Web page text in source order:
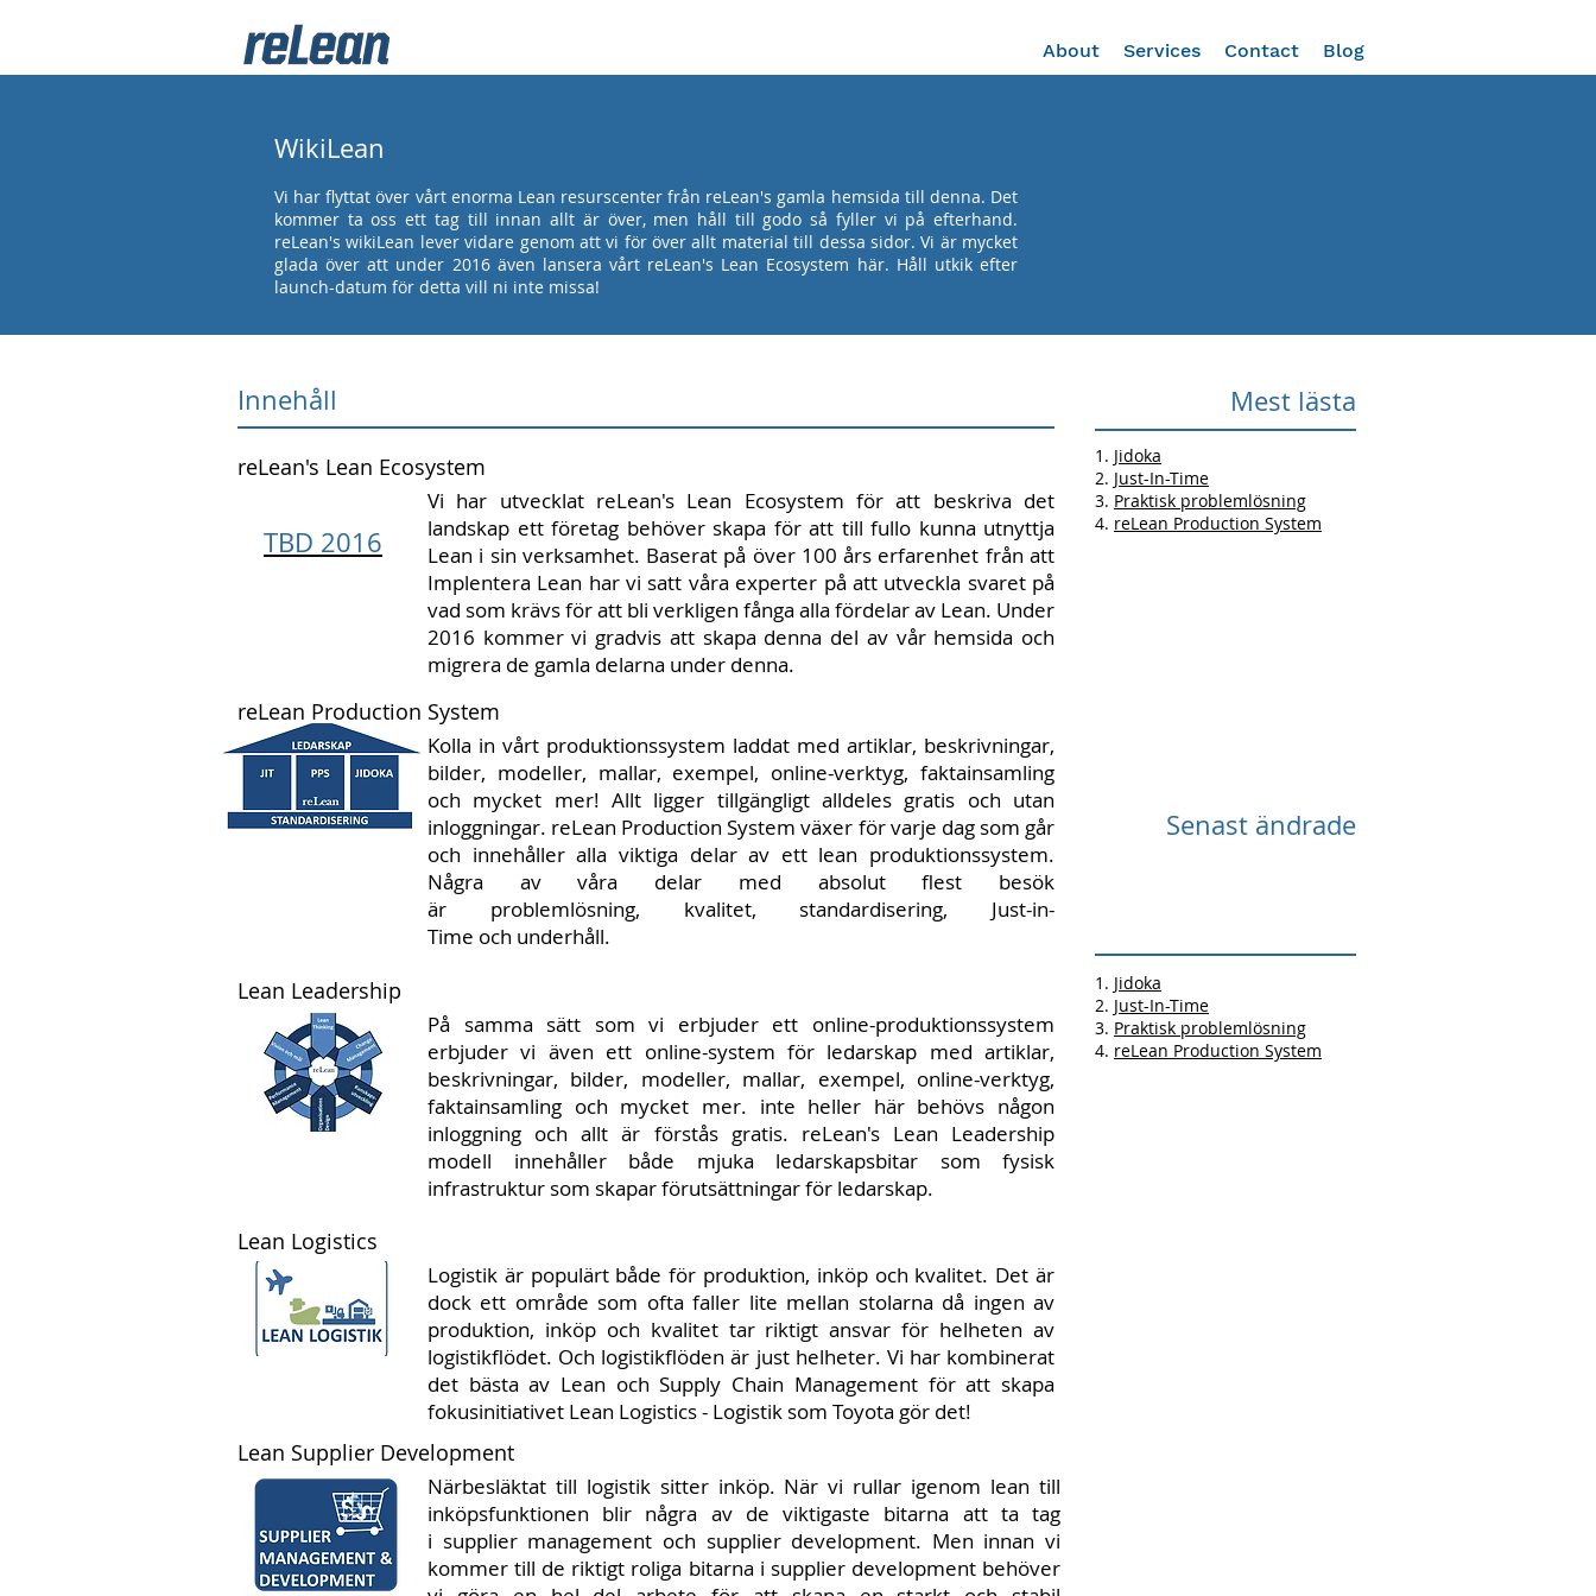
About Services Contact Blog
WikiLean
Vi har flyttat över vårt enorma Lean resurscenter från reLean's gamla hemsida till denna. Det
kommer ta oss ett tag till innan allt är över, men håll till godo så fyller vi på efterhand.
reLean's wikiLean lever vidare genom att vi för över allt material till dessa sidor. Vi är mycket
glada över att under 2016 även lansera vårt reLean's Lean Ecosystem här. Håll utkik efter
launch-datum för detta vill ni inte missa!
Innehåll
reLean's Lean Ecosystem
TBD 2016
Vi har utvecklat reLean's Lean Ecosystem för att beskriva det
landskap ett företag behöver skapa för att till fullo kunna utnyttja
Lean i sin verksamhet. Baserat på över 100 års erfarenhet från att
Implentera Lean har vi satt våra experter på att utveckla svaret på
vad som krävs för att bli verkligen fånga alla fördelar av Lean. Under
2016 kommer vi gradvis att skapa denna del av vår hemsida och
migrera de gamla delarna under denna.
Kolla in vårt produktionssystem laddat med artiklar, beskrivningar,
bilder, modeller, mallar, exempel, online-verktyg, faktainsamling
och mycket mer! Allt ligger tillgängligt alldeles gratis och utan
inloggningar. reLean Production System växer för varje dag som går
och innehåller alla viktiga delar av ett lean produktionssystem.
Några av våra delar med absolut flest besök
är problemlösning, kvalitet, standardisering, Just-in-
Time och underhåll.
reLean Production System
Mest lästa
1. Jidoka
2. Just-In-Time
3. Praktisk problemlösning
4. reLean Production System
Senast ändrade
Lean Leadership
På samma sätt som vi erbjuder ett online-produktionssystem
erbjuder vi även ett online-system för ledarskap med artiklar,
beskrivningar, bilder, modeller, mallar, exempel, online-verktyg,
faktainsamling och mycket mer. inte heller här behövs någon
inloggning och allt är förstås gratis. reLean's Lean Leadership
modell innehåller både mjuka ledarskapsbitar som fysisk
infrastruktur som skapar förutsättningar för ledarskap.
1. Jidoka
2. Just-In-Time
3. Praktisk problemlösning
4. reLean Production System
Lean Logistics
Logistik är populärt både för produktion, inköp och kvalitet. Det är
dock ett område som ofta faller lite mellan stolarna då ingen av
produktion, inköp och kvalitet tar riktigt ansvar för helheten av
logistikflödet. Och logistikflöden är just helheter. Vi har kombinerat
det bästa av Lean och Supply Chain Management för att skapa
fokusinitiativet Lean Logistics - Logistik som Toyota gör det!
Lean Supplier Development
Närbesläktat till logistik sitter inköp. När vi rullar igenom lean till
inköpsfunktionen blir några av de viktigaste bitarna att ta tag
i supplier management och supplier development. Men innan vi
kommer till de riktigt roliga bitarna i supplier development behöver